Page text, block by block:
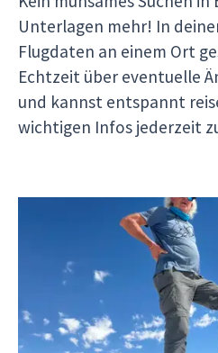
Unterlagen mehr! In
Flugdaten an einem Ort
Echtzeit über eventuelle
und kannst entspannt
wichtigen Infos jederzeit
Zugriff auf die Fotos
Erlebe die schönsten
mit der Fotogalerie, die
Mitreisenden geteilt wird.
Erinnerungen herunter,